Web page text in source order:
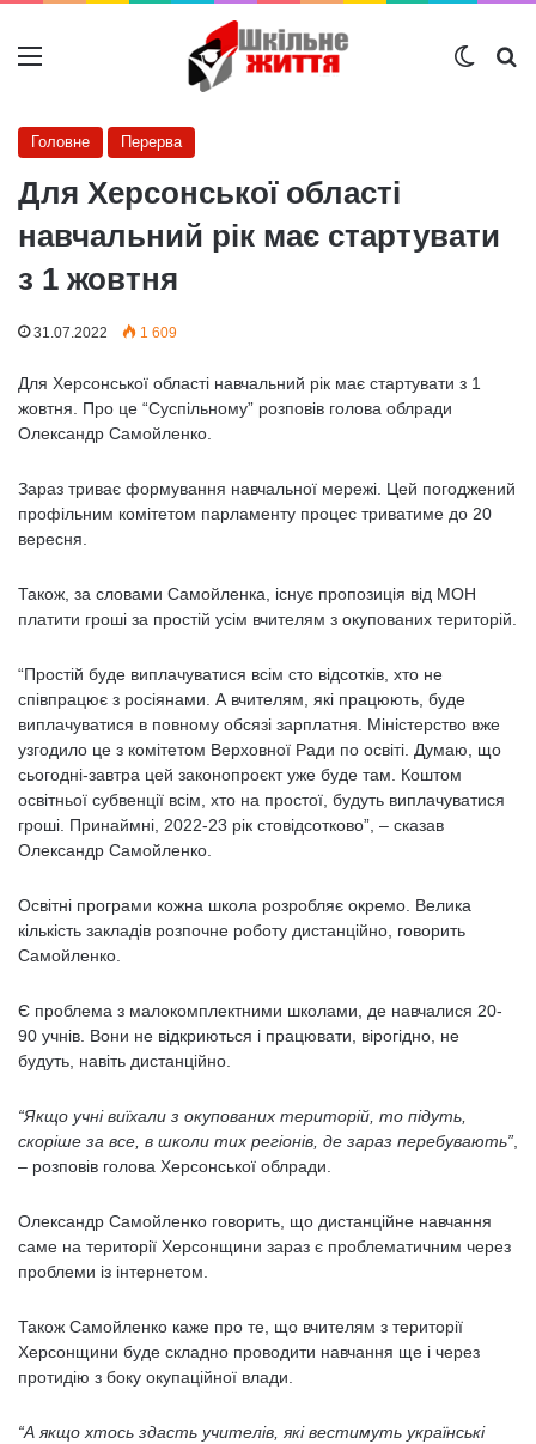
Меню
Головне Перерва
Для Херсонської області
навчальний рік має стартувати
з 1 жовтня
31.07.2022 1 609
Для Херсонської області навчальний рік має стартувати з 1
жовтня. Про це “Суспільному” розповів голова облради
Олександр Самойленко.
Зараз триває формування навчальної мережі. Цей погоджений
профільним комітетом парламенту процес триватиме до 20
вересня.
Також, за словами Самойленка, існує пропозиція від МОН
платити гроші за простій усім вчителям з окупованих територій.
“Простій буде виплачуватися всім сто відсотків, хто не
співпрацює з росіянами. А вчителям, які працюють, буде
виплачуватися в повному обсязі зарплатня. Міністерство вже
узгодило це з комітетом Верховної Ради по освіті. Думаю, що
сьогодні-завтра цей законопроєкт уже буде там. Коштом
освітньої субвенції всім, хто на простої, будуть виплачуватися
гроші. Принаймні, 2022-23 рік стовідсотково”, – сказав
Олександр Самойленко.
Освітні програми кожна школа розробляє окремо. Велика
кількість закладів розпочне роботу дистанційно, говорить
Самойленко.
Є проблема з малокомплектними школами, де навчалися 20-
90 учнів. Вони не відкриються і працювати, вірогідно, не
будуть, навіть дистанційно.
“Якщо учні виїхали з окупованих територій, то підуть,
скоріше за все, в школи тих регіонів, де зараз перебувають”
– розповів голова Херсонської облради.
Олександр Самойленко говорить, що дистанційне навчання
саме на території Херсонщини зараз є проблематичним через
проблеми із інтернетом.
Також Самойленко каже про те, що вчителям з території
Херсонщини буде складно проводити навчання ще і через
протидію з боку окупаційної влади.
“А якщо хтось здасть учителів, які вестимуть українські